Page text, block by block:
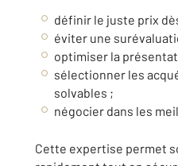
définir le juste prix
éviter une
optimiser la
sélectionner les
solvables ;
négocier dans les
Cette expertise permet